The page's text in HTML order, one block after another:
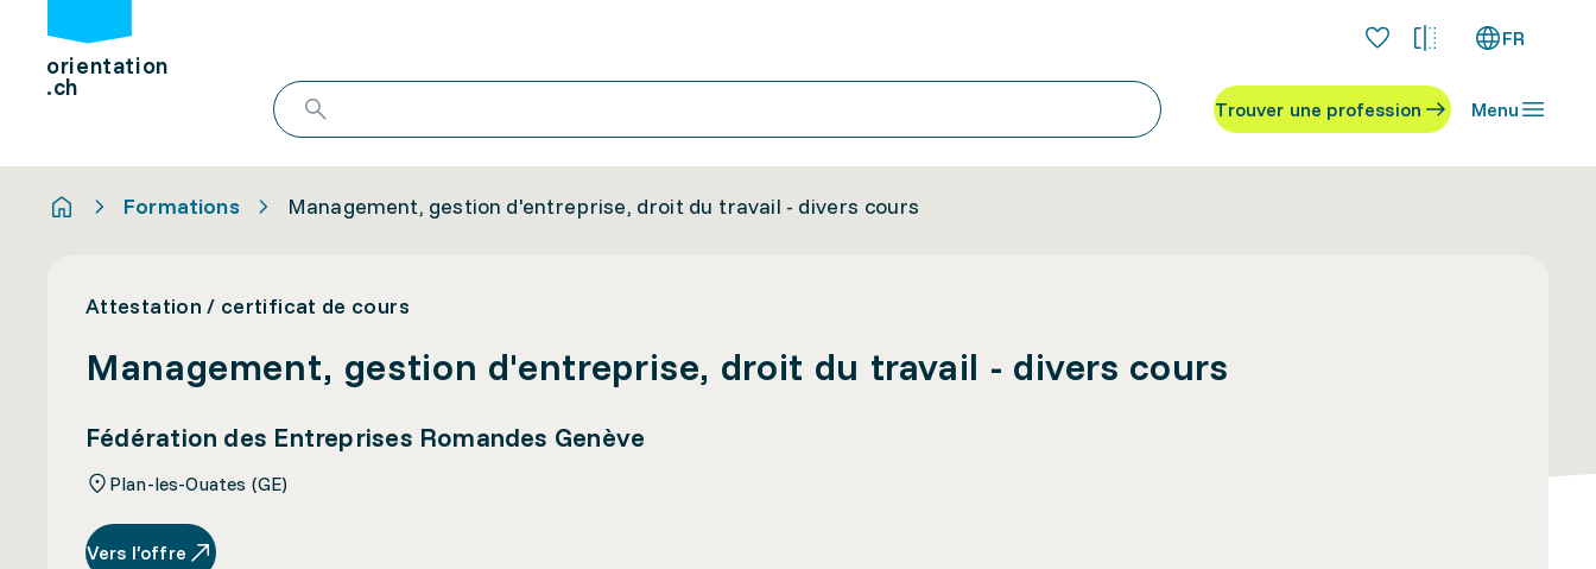
orientation
.ch
FR
Trouver une profession Menu
Formations Management, gestion d'entreprise, droit du travail - divers cours
Attestation / certificat de cours
Management, gestion d'entreprise, droit du travail - divers cours
Fédération des Entreprises Romandes Genève
Plan-les-Ouates (GE)
Vers l’offre